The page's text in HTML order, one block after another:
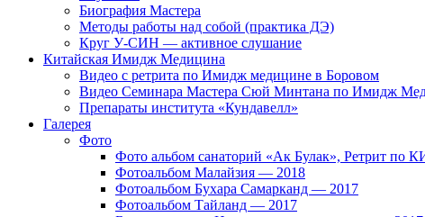
Биография Мастера
Методы работы над собой (практика ДЭ)
Круг У-СИН — активное слушание
Китайская Имидж Медицина
Видео с ретрита по Имидж медицине в Боровом
Видео Семинара Мастера Сюй Минтана по Имидж
Препараты института «Кундавелл»
Галерея
Фото
Фото альбом санаторий «Ак Булак», Ретрит по
Фотоальбом Малайзия — 2018
Фотоальбом Бухара Самарканд — 2017
Фотоальбом Тайланд — 2017